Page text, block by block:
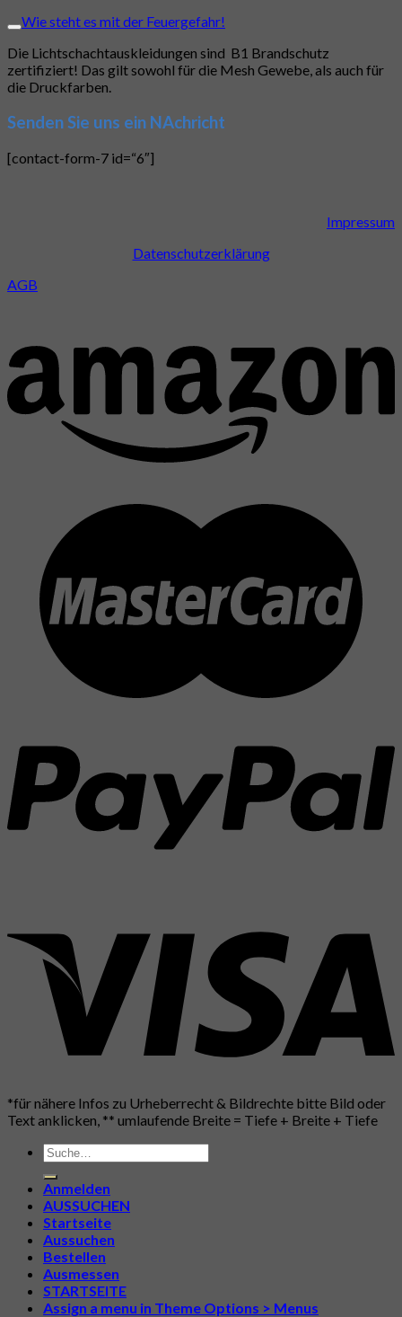
Wie steht es mit der Feuergefahr!
Die Lichtschachtauskleidungen sind B1 Brandschutz
zertifiziert! Das gilt sowohl für die Mesh Gewebe, als auch für
die Druckfarben.
Senden Sie uns ein NAchricht
[contact-form-7 id=“6″]
Impressum
Datenschutzerklärung
AGB
*für nähere Infos zu Urheberrecht & Bildrechte bitte Bild oder
Text anklicken, ** umlaufende Breite = Tiefe + Breite + Tiefe
Suche
nach:
Anmelden
AUSSUCHEN
Startseite
Aussuchen
Bestellen
Ausmessen
STARTSEITE
Assign a menu in Theme Options > Menus